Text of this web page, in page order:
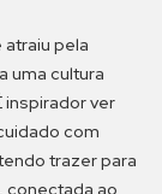
pela
uma cultura
inspirador ver
com
trazer para